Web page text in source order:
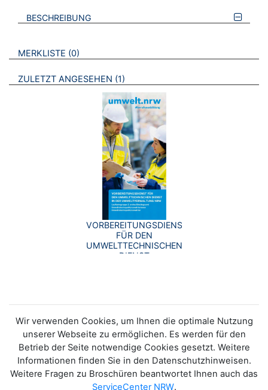
BESCHREIBUNG
VERWEISE AUF VERMERKTE- ODER ZULETZT ANGESEHENE
MERKLISTE 0 BROSCHÜREN
ZULETZT ANGESEHEN 1 BROSCHÜREN
VORBEREITUNGSDIENST
FÜR DEN
UMWELTTECHNISCHEN
DIENST
Wir verwenden Cookies, um Ihnen die optimale Nutzung
unserer Webseite zu ermöglichen. Es werden für den
Betrieb der Seite notwendige Cookies gesetzt. Weitere
Informationen finden Sie in den Datenschutzhinweisen.
Weitere Fragen zu Broschüren beantwortet Ihnen auch das
ServiceCenter NRW.